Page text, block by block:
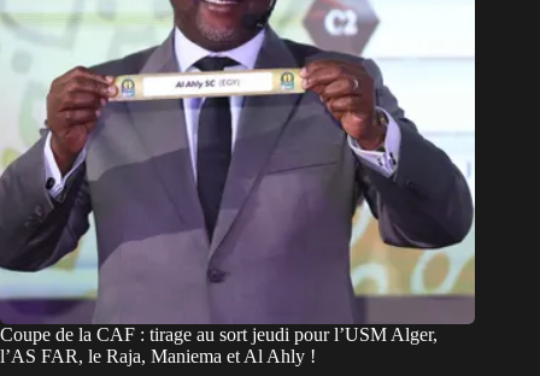
Coupe de la CAF : tirage au sort jeudi pour l’USM Alger,
l’AS FAR, le Raja, Maniema et Al Ahly !